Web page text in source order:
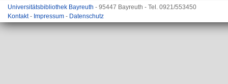
Universitätsbibliothek Bayreuth - 95447 Bayreuth - Tel. 0921/553450
Kontakt- Impressum - Datenschutz